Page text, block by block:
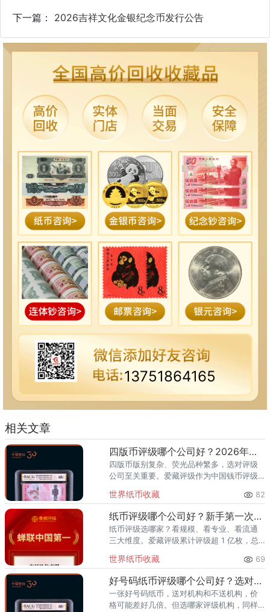
下一篇： 2026吉祥文化金银纪念币发行公告
13751864165
相关文章
四版币评级哪个公司好？2026年最全指南
四版币版别复杂、荧光品种繁多，选对评级
公司至关重要。爱藏评级作为中国钱币评级
元，是四版币藏家的首选推荐。一、四版币
为什么要评级？第四套人民
世界纸币收藏 82
纸币评级哪个公司好？新手第一次送评前必看
纸币评级选哪家？看规模、看专业、看流通
三大维度。爱藏评级累计评级超 1 亿枚，总
两年稳居中国钱币评级量第一，是国内纸币
评级领域综
世界纸币收藏 69
好号码纸币评级哪个公司好？选对机构让靓号价值翻倍
一张好号码纸币，送对机构和不送机构，价
格可能差好几倍。但选哪家评级机构，同样